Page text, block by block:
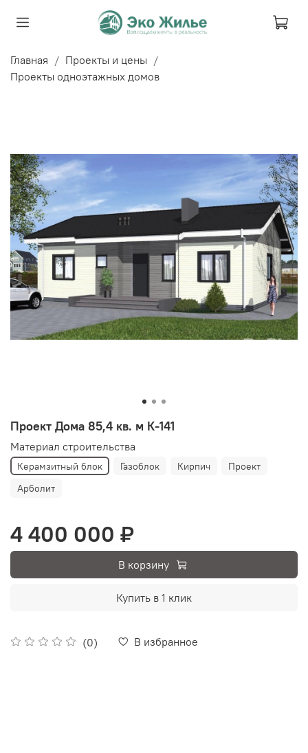
Главная
Проекты и цены
Проекты одноэтажных домов
Проект Дома 85,4 кв. м К-141
(0) В избранное
Материал строительства
Керамзитный блок Газоблок Кирпич
Проект
Арболит
4 400 000 ₽
В корзину
Купить в 1 клик